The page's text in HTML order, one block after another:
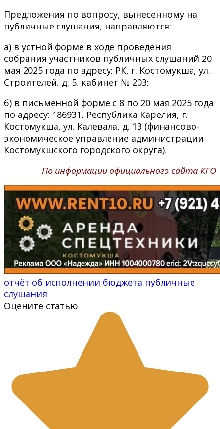
Предложения по вопросу, вынесенному на
публичные слушания, направляются:
а) в устной форме в ходе проведения
собрания участников публичных слушаний 20
мая 2025 года по адресу: РК, г. Костомукша, ул.
Строителей, д. 5, кабинет № 203;
б) в письменной форме с 8 по 20 мая 2025 года
по адресу: 186931, Республика Карелия, г.
Костомукша, ул. Калевала, д. 13 (финансово-
экономическое управление администрации
Костомукшского городского округа).
По информации официального сайта КГО
отчёт об исполнении бюджета публичные
слушания
Оцените статью